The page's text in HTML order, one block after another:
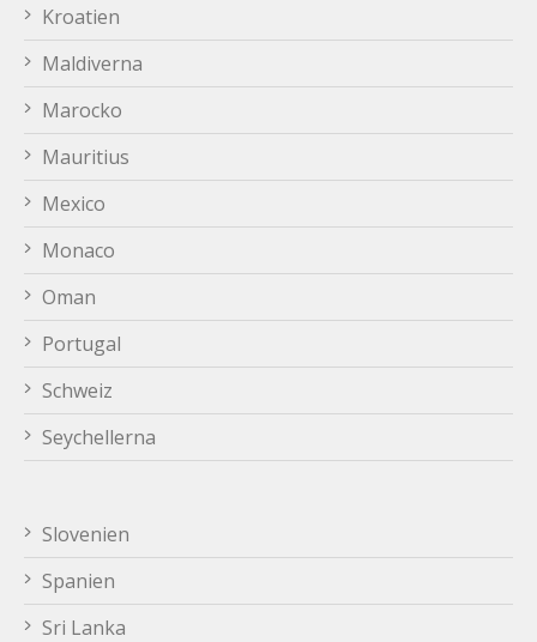
Kroatien
Maldiverna
Marocko
Mauritius
Mexico
Monaco
Oman
Portugal
Schweiz
Seychellerna
Slovenien
Spanien
Sri Lanka